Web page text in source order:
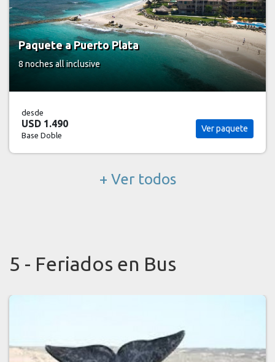
Paquete a Puerto Plata
8 nochesall inclusive
desde
USD 1.490
Base Doble
Ver paquete
+ Ver todos
5 - Feriados en Bus